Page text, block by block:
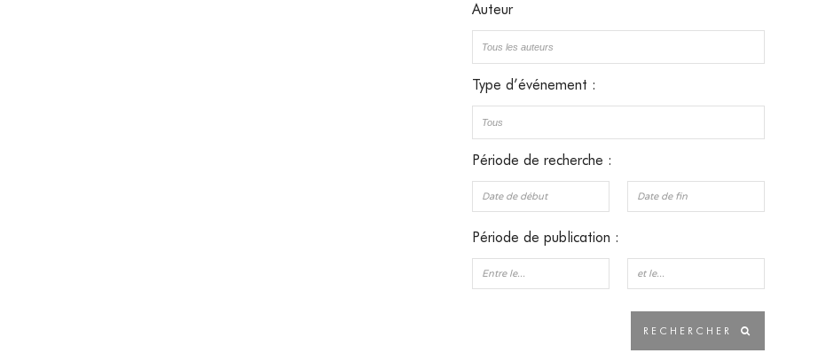
Auteur
Type d’événement :
Période de recherche :
Période de publication :